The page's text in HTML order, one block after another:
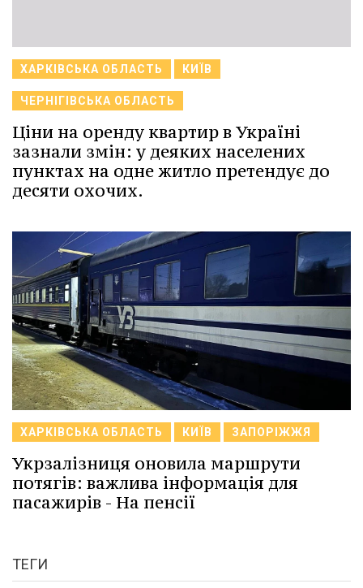
ХАРКІВСЬКА ОБЛАСТЬ КИЇВ
ЧЕРНІГІВСЬКА ОБЛАСТЬ
Ціни на оренду квартир в Україні
зазнали змін: у деяких населених
пунктах на одне житло претендує до
десяти охочих.
ХАРКІВСЬКА ОБЛАСТЬ КИЇВ ЗАПОРІЖЖЯ
Укрзалізниця оновила маршрути
потягів: важлива інформація для
пасажирів - На пенсії
ТЕГИ